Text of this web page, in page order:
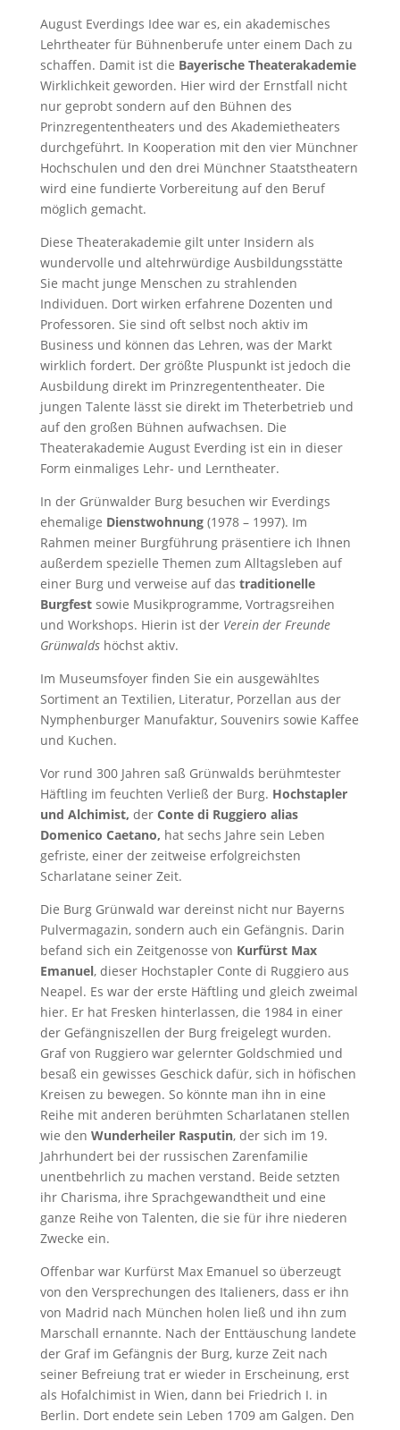
August Everdings Idee war es, ein akademisches
Lehrtheater für Bühnenberufe unter einem Dach zu
schaffen. Damit ist die Bayerische Theaterakademie
Wirklichkeit geworden. Hier wird der Ernstfall nicht
nur geprobt sondern auf den Bühnen des
Prinzregententheaters und des Akademietheaters
durchgeführt. In Kooperation mit den vier Münchner
Hochschulen und den drei Münchner Staatstheatern
wird eine fundierte Vorbereitung auf den Beruf
möglich gemacht.
Diese Theaterakademie gilt unter Insidern als
wundervolle und altehrwürdige Ausbildungsstätte
Sie macht junge Menschen zu strahlenden
Individuen. Dort wirken erfahrene Dozenten und
Professoren. Sie sind oft selbst noch aktiv im
Business und können das Lehren, was der Markt
wirklich fordert. Der größte Pluspunkt ist jedoch die
Ausbildung direkt im Prinzregententheater. Die
jungen Talente lässt sie direkt im Theterbetrieb und
auf den großen Bühnen aufwachsen. Die
Theaterakademie August Everding ist ein in dieser
Form einmaliges Lehr- und Lerntheater.
In der Grünwalder Burg besuchen wir Everdings
ehemalige Dienstwohnung(1978 – 1997). Im
Rahmen meiner Burgführung präsentiere ich Ihnen
außerdem spezielle Themen zum Alltagsleben auf
einer Burg und verweise auf das traditionelle
Burgfestsowie Musikprogramme, Vortragsreihen
und Workshops. Hierin ist der Verein der Freunde
Grünwaldshöchst aktiv.
Im Museumsfoyer finden Sie ein ausgewähltes
Sortiment an Textilien, Literatur, Porzellan aus der
Nymphenburger Manufaktur, Souvenirs sowie Kaffee
und Kuchen.
Vor rund 300 Jahren saß Grünwalds berühmtester
Häftling im feuchten Verließ der Burg. Hochstapler
und Alchimist, der Conte di Ruggiero alias
Domenico Caetano, hat sechs Jahre sein Leben
gefriste, einer der zeitweise erfolgreichsten
Scharlatane seiner Zeit.
Die Burg Grünwald war dereinst nicht nur Bayerns
Pulvermagazin, sondern auch ein Gefängnis. Darin
befand sich ein Zeitgenosse von Kurfürst Max
Emanuel, dieser Hochstapler Conte di Ruggiero aus
Neapel. Es war der erste Häftling und gleich zweimal
hier. Er hat Fresken hinterlassen, die 1984 in einer
der Gefängniszellen der Burg freigelegt wurden.
Graf von Ruggiero war gelernter Goldschmied und
besaß ein gewisses Geschick dafür, sich in höfischen
Kreisen zu bewegen. So könnte man ihn in eine
Reihe mit anderen berühmten Scharlatanen stellen
wie den Wunderheiler Rasputin, der sich im 19.
Jahrhundert bei der russischen Zarenfamilie
unentbehrlich zu machen verstand. Beide setzten
ihr Charisma, ihre Sprachgewandtheit und eine
ganze Reihe von Talenten, die sie für ihre niederen
Zwecke ein.
Offenbar war Kurfürst Max Emanuel so überzeugt
von den Versprechungen des Italieners, dass er ihn
von Madrid nach München holen ließ und ihn zum
Marschall ernannte. Nach der Enttäuschung landete
der Graf im Gefängnis der Burg, kurze Zeit nach
seiner Befreiung trat er wieder in Erscheinung, erst
als Hofalchimist in Wien, dann bei Friedrich I. in
Berlin. Dort endete sein Leben 1709 am Galgen. Den